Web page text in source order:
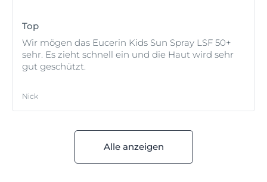
Top
Wir mögen das Eucerin Kids Sun Spray LSF 50+
sehr. Es zieht schnell ein und die Haut wird sehr
gut geschützt.
Nick
Alle anzeigen